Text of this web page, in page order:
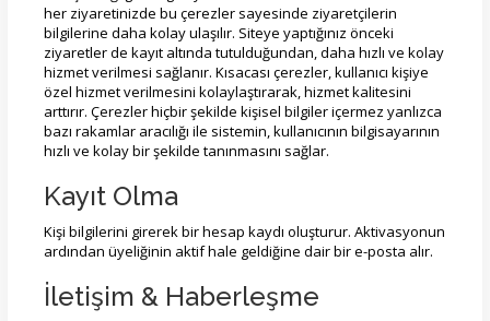
her ziyaretinizde bu çerezler sayesinde ziyaretçilerin
bilgilerine daha kolay ulaşılır. Siteye yaptığınız önceki
ziyaretler de kayıt altında tutulduğundan, daha hızlı ve kolay
hizmet verilmesi sağlanır. Kısacası çerezler, kullanıcı kişiye
özel hizmet verilmesini kolaylaştırarak, hizmet kalitesini
arttırır. Çerezler hiçbir şekilde kişisel bilgiler içermez yanlızca
bazı rakamlar aracılığı ile sistemin, kullanıcının bilgisayarının
hızlı ve kolay bir şekilde tanınmasını sağlar.
Kayıt Olma
Kişi bilgilerini girerek bir hesap kaydı oluşturur. Aktivasyonun
ardından üyeliğinin aktif hale geldiğine dair bir e-posta alır.
İletişim & Haberleşme